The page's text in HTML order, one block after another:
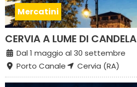
Mercatini
CERVIA A LUME DI CANDELA
Dal 1 maggio al 30 settembre
Porto Canale
Cervia (RA)